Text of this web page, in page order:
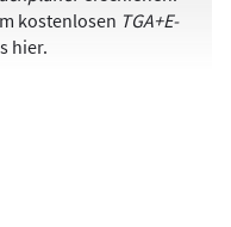
kostenlosen TGA+E-
hier.